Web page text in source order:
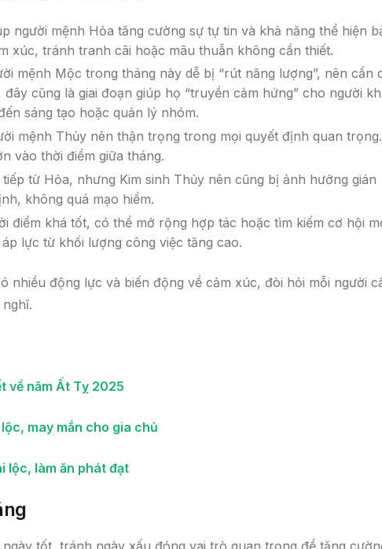
người mệnh Hỏa tăng cường sự tự tin và khả năng thể hiện
xúc, tránh tranh cãi hoặc mâu thuẫn không cần thiết.
mệnh Mộc trong tháng này dễ bị “rút năng lượng”, nên cần
cũng là giai đoạn giúp họ “truyền cảm hứng” cho người
sáng tạo hoặc quản lý nhóm.
mệnh Thủy nên thận trọng trong mọi quyết định quan trọng.
vào thời điểm giữa tháng.
từ Hỏa, nhưng Kim sinh Thủy nên cũng bị ảnh hưởng gián
không quá mạo hiểm.
điểm khá tốt, có thể mở rộng hợp tác hoặc tìm kiếm cơ hội
lực từ khối lượng công việc tăng cao.
nhiều động lực và biến động về cảm xúc, đòi hỏi mỗi người
về năm Ất Tỵ 2025
may mắn cho gia chủ
lộc, làm ăn phát đạt
tốt, tránh ngày xấu đóng vai trò quan trọng để tăng